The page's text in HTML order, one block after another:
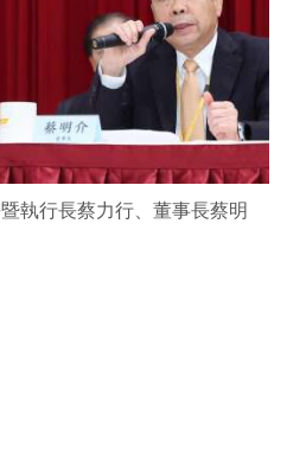
執行長蔡力行、董事長蔡明